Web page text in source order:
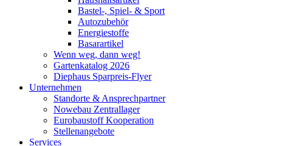
Bastel-, Spiel- & Sport
Autozubehör
Energiestoffe
Basarartikel
Wenn weg, dann weg!
Gartenkatalog 2026
Diephaus Sparpreis-Flyer
Unternehmen
Standorte & Ansprechpartner
Nowebau Zentrallager
Eurobaustoff Kooperation
Stellenangebote
Services